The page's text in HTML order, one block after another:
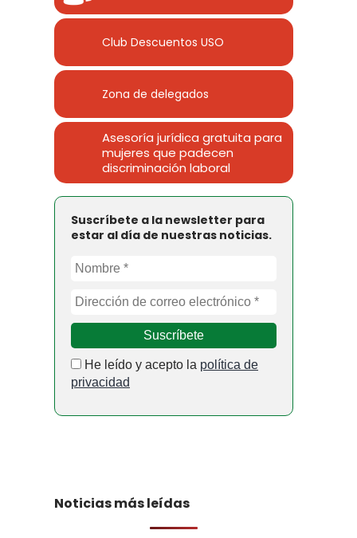
Club Descuentos USO
Zona de delegados
Asesoría jurídica gratuita para
mujeres que padecen
discriminación laboral
Suscríbete a la newsletter para
estar al día de nuestras noticias.
He leído y acepto la política de
privacidad
Noticias más leídas